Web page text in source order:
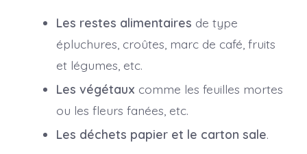
Les restes alimentaires de type
épluchures, croûtes, marc de café, fruits
et légumes, etc.
Les végétaux comme les feuilles mortes
ou les fleurs fanées, etc.
Les déchets papier et le carton sale.